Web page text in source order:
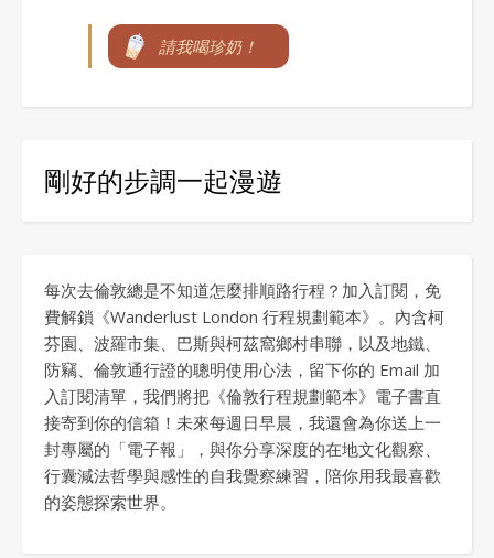
請我喝珍奶！
剛好的步調一起漫遊
每次去倫敦總是不知道怎麼排順路行程？加入訂閱，免
費解鎖《Wanderlust London 行程規劃範本》。內含柯
芬園、波羅市集、巴斯與柯茲窩鄉村串聯，以及地鐵、
防竊、倫敦通行證的聰明使用心法，留下你的 Email 加
入訂閱清單，我們將把《倫敦行程規劃範本》電子書直
接寄到你的信箱！未來每週日早晨，我還會為你送上一
封專屬的「電子報」，與你分享深度的在地文化觀察、
行囊減法哲學與感性的自我覺察練習，陪你用我最喜歡
的姿態探索世界。